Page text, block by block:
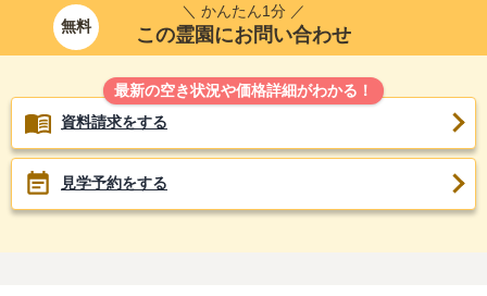
無料
＼ かんたん1分 ／
この霊園にお問い合わせ
最新の空き状況や価格詳細がわかる！
資料請求をする
見学予約をする